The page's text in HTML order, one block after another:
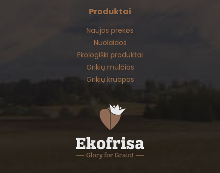
Produktai
Naujos prekės
Nuolaidos
Ekologiški produktai
Grikių mulčias
Grikių kruopos